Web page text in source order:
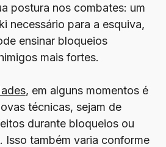
postura nos combates: um
necessário para a esquiva,
ensinar bloqueios
mais fortes.
, em alguns momentos é
técnicas, sejam de
durante bloqueios ou
Isso também varia conforme